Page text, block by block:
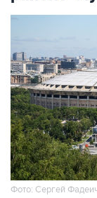
Фото: Сергей